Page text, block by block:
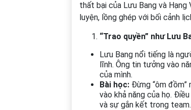
thất bại của Lưu Bang và Hạng
luyện, lồng ghép với bối cảnh
“Trao quyền” như Lưu
Lưu Bang nổi tiếng là
lĩnh. Ông tin tưởng vào
của mình.
Bài học: Đừng “ôm đồm”
vào khả năng của họ.
và sự gắn kết trong team.